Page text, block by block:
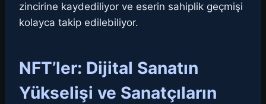
zincirine kaydediliyor ve eserin sahiplik geçmişi
kolayca takip edilebiliyor.
NFT’ler: Dijital Sanatın
Yükselişi ve Sanatçıların